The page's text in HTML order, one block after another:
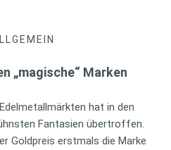
„magische“ Marken
hat in den
Fantasien übertroffen.
Goldpreis erstmals die Marke